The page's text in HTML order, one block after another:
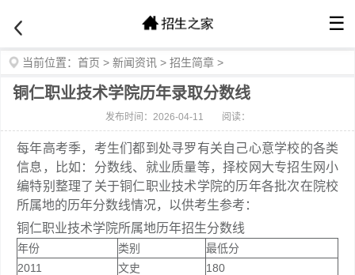
☰
当前位置： 首页 > 新闻资讯 > 招生简章 >
铜仁职业技术学院历年录取分数线
发布时间：2026-04-11 阅读：
每年高考季，考生们都到处寻罗有关自己心意学校的各类
信息，比如：分数线、就业质量等，择校网大专招生网小
编特别整理了关于铜仁职业技术学院的历年各批次在院校
所属地的历年分数线情况，以供考生参考：
铜仁职业技术学院所属地历年招生分数线
年份 类别
最低分
2011
文史
180